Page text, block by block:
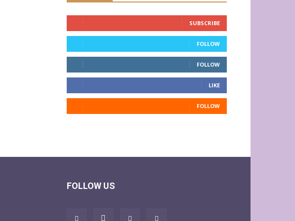
SUBSCRIBE
FOLLOW
FOLLOW
LIKE
FOLLOW
FOLLOW US